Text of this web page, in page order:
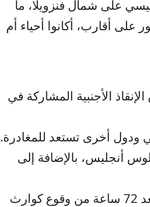
وأثرا بشكل رئيسي على شمال فنزويلا، ما
على أقارب، أكانوا أحياء أم
الأجنبية المشاركة في
ودول أخرى تستعد للمغادرة.
أنجليس، بالإضافة إلى
ففرص العثور على ناجين تتراجع بشكل كبير بعد 72 ساعة من وقوع كوارث